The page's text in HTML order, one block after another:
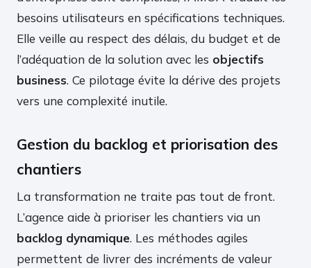
besoins utilisateurs en spécifications techniques.
Elle veille au respect des délais, du budget et de
l’adéquation de la solution avec les objectifs
business. Ce pilotage évite la dérive des projets
vers une complexité inutile.
Gestion du backlog et priorisation des
chantiers
La transformation ne traite pas tout de front.
L’agence aide à prioriser les chantiers via un
backlog dynamique. Les méthodes agiles
permettent de livrer des incréments de valeur